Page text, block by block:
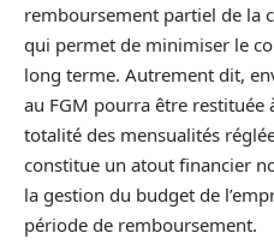
remboursement partiel de la
qui permet de minimiser le
long terme. Autrement dit,
au FGM pourra être restituée
totalité des mensualités
constitue un atout financier
la gestion du budget de
période de remboursement.